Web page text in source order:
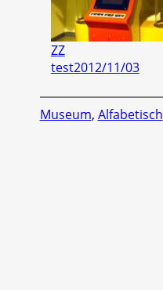
ZZ
test2012/11/03
Museum, Alfabetisch